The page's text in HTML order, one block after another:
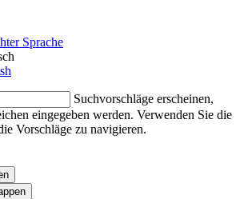
Sprache
Suchvorschläge erscheinen,
eingegeben werden. Verwenden Sie die
Vorschläge zu navigieren.